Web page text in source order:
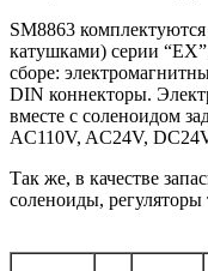
SM8863
катушками) серии
сборе:
DIN коннекторы.
вместе с соленоидом
AC110V, AC24V,
Так же, в качестве
соленоиды, регуляторы